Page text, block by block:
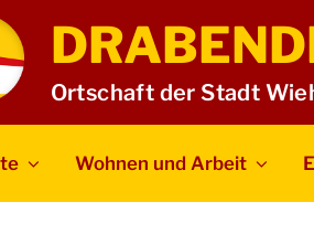
Ortschaft der Stadt
Wohnen und Arbeit